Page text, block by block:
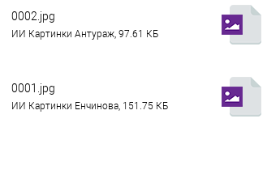
0002.jpg
ИИ Картинки Антураж, 97.61 КБ
0001.jpg
ИИ Картинки Енчинова, 151.75 КБ